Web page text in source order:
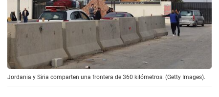
Jordania y Siria comparten una frontera de 360 kilómetros. (Getty Images).